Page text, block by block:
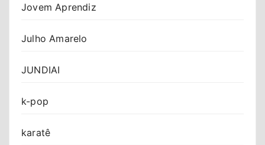
Jovem Aprendiz
Julho Amarelo
JUNDIAI
k-pop
karatê